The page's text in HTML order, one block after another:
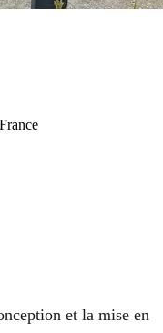
et la mise en